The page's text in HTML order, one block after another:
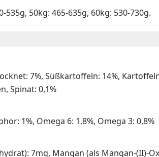
535g, 50kg: 465-635g, 60kg: 530-730g.
7%, Süßkartoffeln: 14%,
Spinat: 0,1%
1%, Omega 6: 1,8%, Omega 3: 0,8%
7mg, Mangan (als Mangan-(II)-